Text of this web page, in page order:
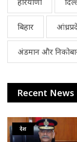
बिहार
अंडमान और
Recent News
देश